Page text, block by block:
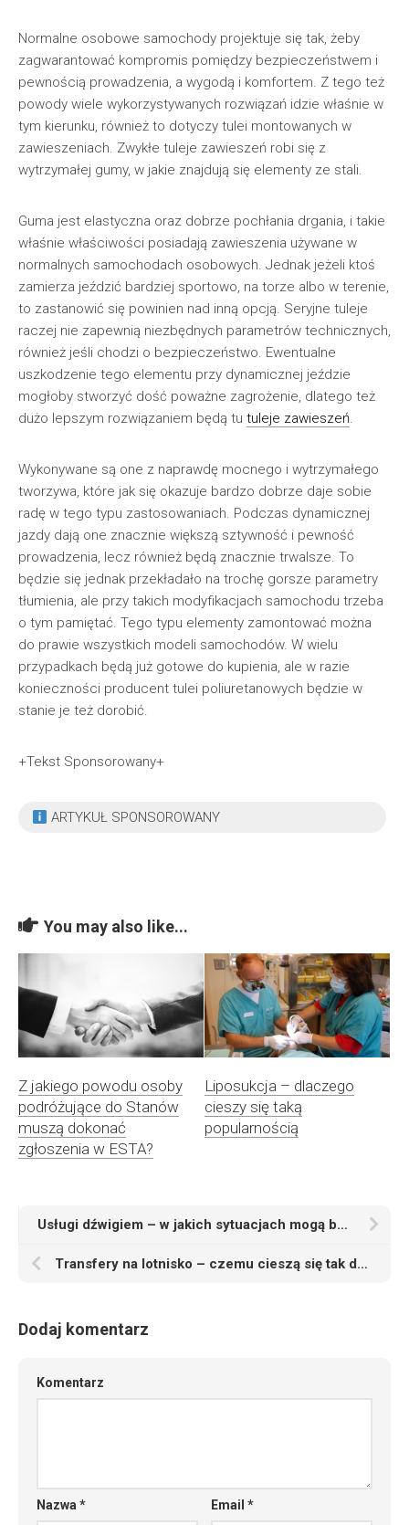
Normalne osobowe samochody projektuje się tak, żeby
zagwarantować kompromis pomiędzy bezpieczeństwem i
pewnością prowadzenia, a wygodą i komfortem. Z tego też
powody wiele wykorzystywanych rozwiązań idzie właśnie w
tym kierunku, również to dotyczy tulei montowanych w
zawieszeniach. Zwykłe tuleje zawieszeń robi się z
wytrzymałej gumy, w jakie znajdują się elementy ze stali.
Guma jest elastyczna oraz dobrze pochłania drgania, i takie
właśnie właściwości posiadają zawieszenia używane w
normalnych samochodach osobowych. Jednak jeżeli ktoś
zamierza jeździć bardziej sportowo, na torze albo w terenie,
to zastanowić się powinien nad inną opcją. Seryjne tuleje
raczej nie zapewnią niezbędnych parametrów technicznych,
również jeśli chodzi o bezpieczeństwo. Ewentualne
uszkodzenie tego elementu przy dynamicznej jeździe
mogłoby stworzyć dość poważne zagrożenie, dlatego też
dużo lepszym rozwiązaniem będą tu tuleje zawieszeń.
Wykonywane są one z naprawdę mocnego i wytrzymałego
tworzywa, które jak się okazuje bardzo dobrze daje sobie
radę w tego typu zastosowaniach. Podczas dynamicznej
jazdy dają one znacznie większą sztywność i pewność
prowadzenia, lecz również będą znacznie trwalsze. To
będzie się jednak przekładało na trochę gorsze parametry
tłumienia, ale przy takich modyfikacjach samochodu trzeba
o tym pamiętać. Tego typu elementy zamontować można
do prawie wszystkich modeli samochodów. W wielu
przypadkach będą już gotowe do kupienia, ale w razie
konieczności producent tulei poliuretanowych będzie w
stanie je też dorobić.
+Tekst Sponsorowany+
ARTYKUŁ SPONSOROWANY
You may also like...
Z jakiego powodu osoby
podróżujące do Stanów
muszą dokonać
zgłoszenia w ESTA?
Liposukcja – dlaczego
cieszy się taką
popularnością
Usługi dźwigiem – w jakich sytuacjach mogą być potrzebne
Transfery na lotnisko – czemu cieszą się tak dużą popularnością
Dodaj komentarz
Komentarz
Nazwa* Email*